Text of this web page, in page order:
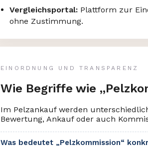
Vergleichsportal:Plattform zur
ohne Zustimmung.
EINORDNUNG UND TRANSPARENZ
Wie Begriffe wie
Im Pelzankauf werden
Bewertung, Ankauf oder auch
Was bedeutet „Pelzkommission“